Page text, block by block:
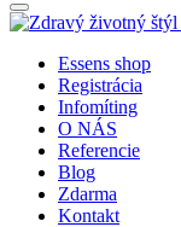
Essens shop
Registrácia
Infomíting
O NÁS
Referencie
Blog
Zdarma
Kontakt